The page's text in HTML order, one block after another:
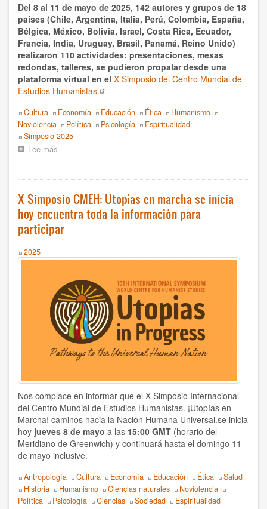
Edmondo Grassi
Eduardo Gozalo
Efrén Villareal
Federico Rojas
Fernando Garzón Orellana
Francesca Dragotto
Hervé Andrés
Hugo Novotny
Ibar Zepeda y Doris Balvín
Javier Tolcachier
Jordi Jiménez
Jorge Pompei
Juan Manuel Vega
Loredana Cici
Lourdes Cuellar
Del 8 al 11 de mayo de 2025, 142 autores y grupos de 18
países (Chile, Argentina, Italia, Perú, Colombia, España,
Bélgica, México, Bolivia, Israel, Costa Rica, Ecuador,
Francia, India, Uruguay, Brasil, Panamá, Reino Unido)
realizaron 110 actividades: presentaciones, mesas
redondas, talleres, se pudieron propalar desde una
plataforma virtual en el X Simposio del Centro Mundial de
Estudios Humanistas.
Topics
Cultura Economía Educación Ética
Humanismo
Noviolencia
Política Psicología Espiritualidad
Event
Simposio 2025
Lee más
del
Simposio
del
X Simposio CMEH: Utopías en marcha se inicia
hoy encuentra toda la información para
participar
Year
2025
Nos complace en informar que el X Simposio Internacional
del Centro Mundial de Estudios Humanistas. ¡Utopías en
Marcha! caminos hacia la Nación Humana Universal.se inicia
hoy jueves 8 de mayo a las 15:00 GMT (horario del
Meridiano de Greenwich) y continuará hasta el domingo 11
de mayo inclusive.
Topics
Antropología Cultura Economía Educación Ética
Salud
Historia
Humanismo Ciencias naturales
Noviolencia
Política
Psicología Ciencias Sociedad Espiritualidad